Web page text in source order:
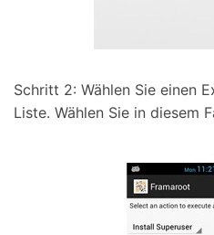
Schritt 2: Wählen Sie einen
Liste. Wählen Sie in diesem